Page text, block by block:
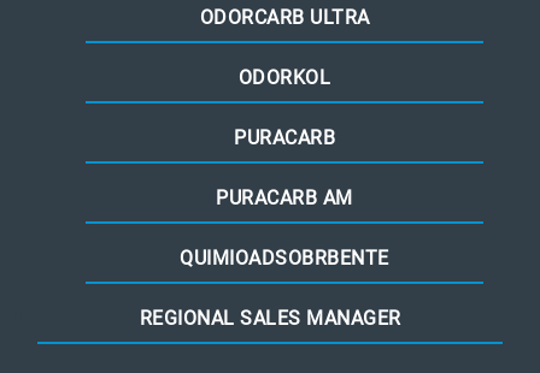
ODORCARB ULTRA
ODORKOL
PURACARB
PURACARB AM
QUIMIOADSOBRBENTE
REGIONAL SALES MANAGER